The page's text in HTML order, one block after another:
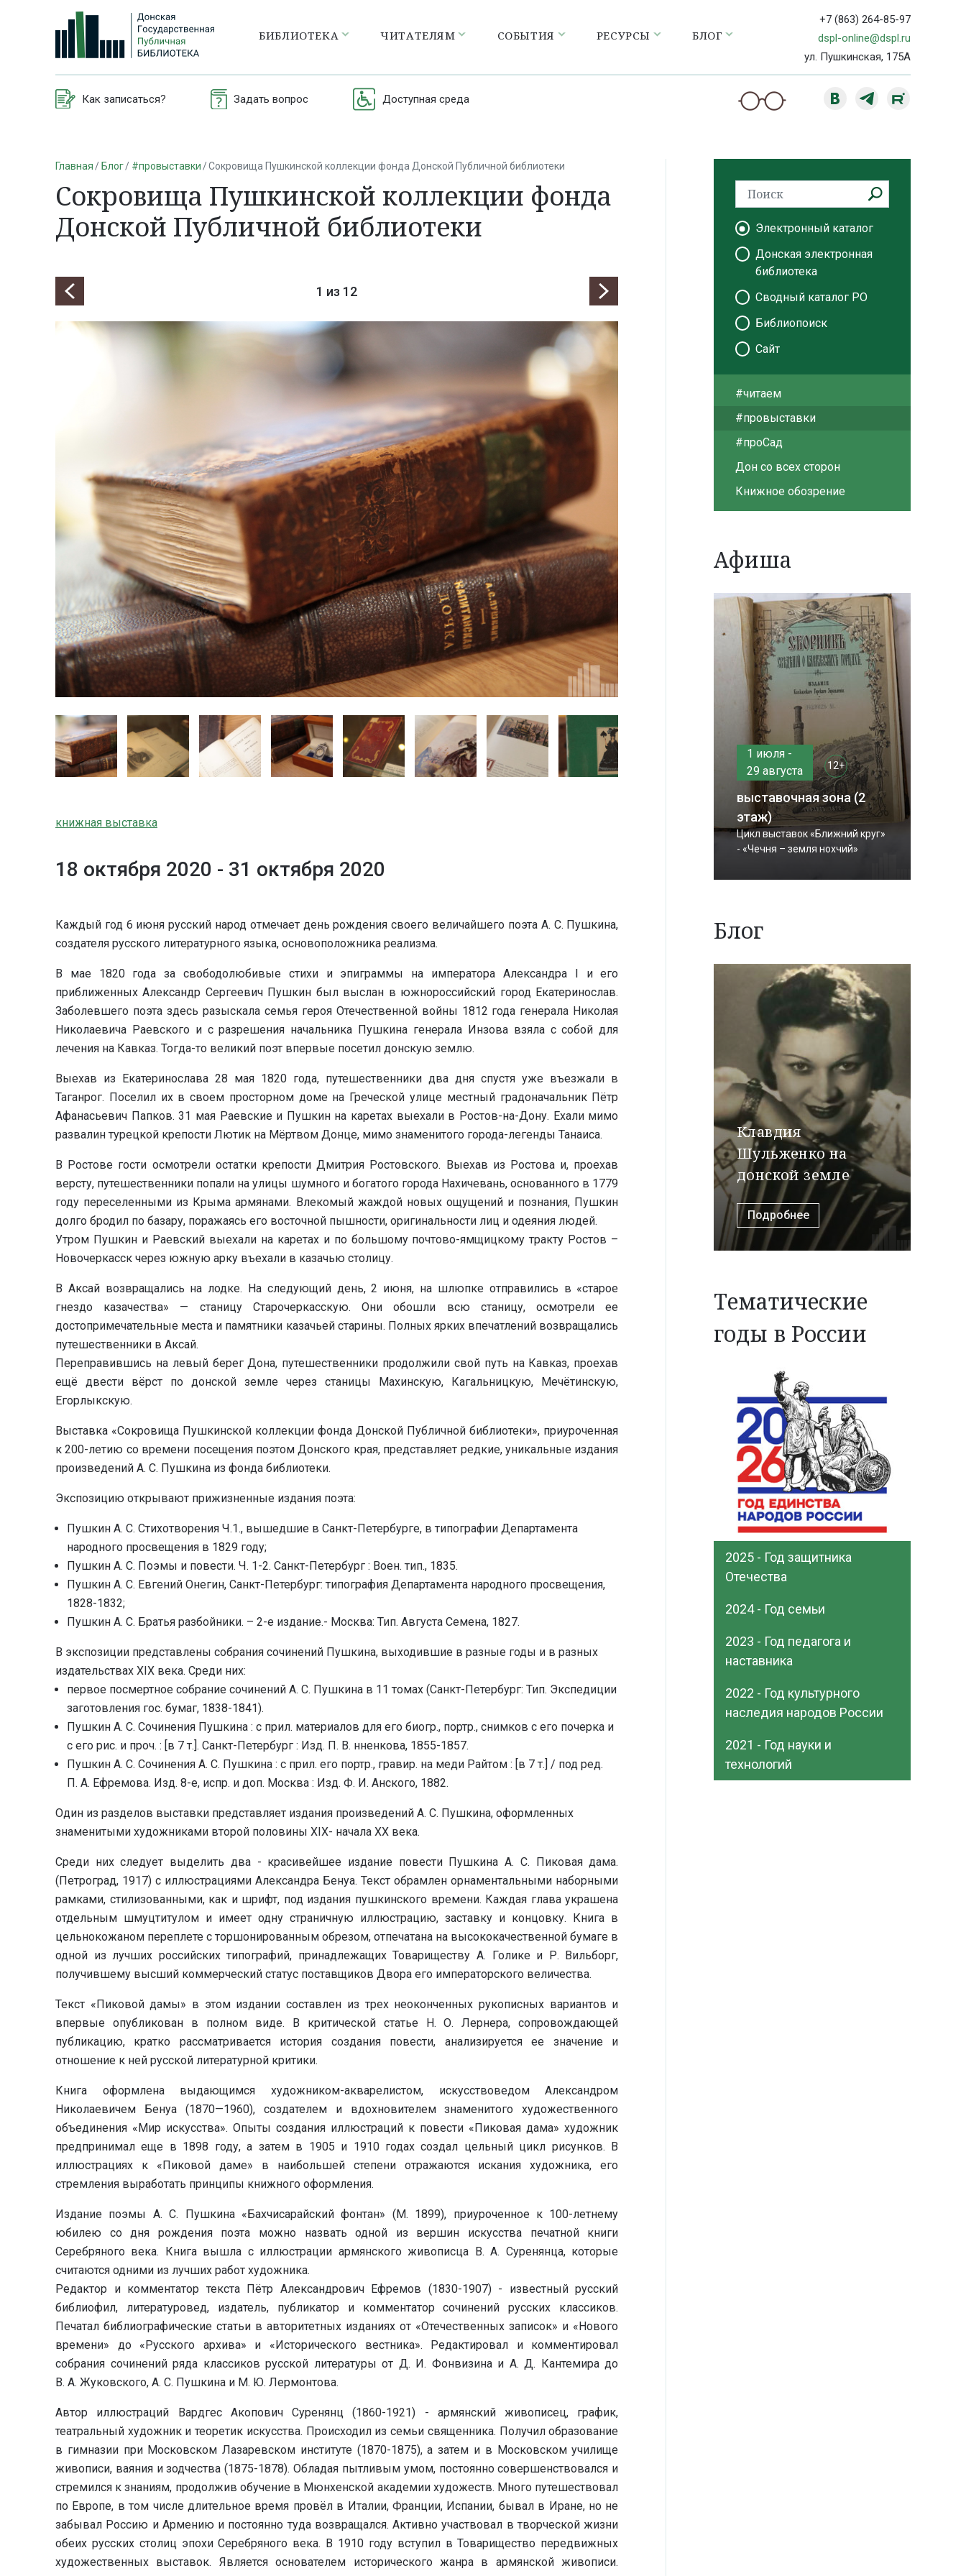
БИБЛИОТЕКА ЧИТАТЕЛЯМ СОБЫТИЯ РЕСУРСЫ БЛОГ
+7 (863) 264-85-97
dspl-online@dspl.ru
ул. Пушкинская, 175А
Как записаться? Задать вопрос Доступная среда
Главная Блог #провыставки Сокровища Пушкинской коллекции фонда Донской Публичной библиотеки
Сокровища Пушкинской коллекции фонда
Донской Публичной библиотеки
1 из 12
книжная выставка
18 октября 2020 - 31 октября 2020
Каждый год 6 июня русский народ отмечает день рождения своего величайшего поэта А. С. Пушкина,
создателя русского литературного языка, основоположника реализма.
В мае 1820 года за свободолюбивые стихи и эпиграммы на императора Александра I и его
приближенных Александр Сергеевич Пушкин был выслан в южнороссийский город Екатеринослав.
Заболевшего поэта здесь разыскала семья героя Отечественной войны 1812 года генерала Николая
Николаевича Раевского и с разрешения начальника Пушкина генерала Инзова взяла с собой для
лечения на Кавказ. Тогда-то великий поэт впервые посетил донскую землю.
Выехав из Екатеринослава 28 мая 1820 года, путешественники два дня спустя уже въезжали в
Таганрог. Поселил их в своем просторном доме на Греческой улице местный градоначальник Пётр
Афанасьевич Папков. 31 мая Раевские и Пушкин на каретах выехали в Ростов-на-Дону. Ехали мимо
развалин турецкой крепости Лютик на Мёртвом Донце, мимо знаменитого города-легенды Танаиса.
В Ростове гости осмотрели остатки крепости Дмитрия Ростовского. Выехав из Ростова и, проехав
версту, путешественники попали на улицы шумного и богатого города Нахичевань, основанного в 1779
году переселенными из Крыма армянами. Влекомый жаждой новых ощущений и познания, Пушкин
долго бродил по базару, поражаясь его восточной пышности, оригинальности лиц и одеяния людей.
Утром Пушкин и Раевский выехали на каретах и по большому почтово-ямщицкому тракту Ростов –
Новочеркасск через южную арку въехали в казачью столицу.
В Аксай возвращались на лодке. На следующий день, 2 июня, на шлюпке отправились в «старое
гнездо казачества» — станицу Старочеркасскую. Они обошли всю станицу, осмотрели ее
достопримечательные места и памятники казачьей старины. Полных ярких впечатлений возвращались
путешественники в Аксай.
Переправившись на левый берег Дона, путешественники продолжили свой путь на Кавказ, проехав
ещё двести вёрст по донской земле через станицы Махинскую, Кагальницкую, Мечётинскую,
Егорлыкскую.
Выставка «Сокровища Пушкинской коллекции фонда Донской Публичной библиотеки», приуроченная
к 200-летию со времени посещения поэтом Донского края, представляет редкие, уникальные издания
произведений А. С. Пушкина из фонда библиотеки.
Экспозицию открывают прижизненные издания поэта:
Пушкин А. С. Стихотворения Ч.1., вышедшие в Санкт-Петербурге, в типографии Департамента
народного просвещения в 1829 году;
Пушкин А. С. Поэмы и повести. Ч. 1-2. Санкт-Петербург : Воен. тип., 1835.
Пушкин А. С. Евгений Онегин, Санкт-Петербург: типография Департамента народного просвещения,
1828-1832;
Пушкин А. С. Братья разбойники. – 2-е издание.- Москва: Тип. Августа Семена, 1827.
В экспозиции представлены собрания сочинений Пушкина, выходившие в разные годы и в разных
издательствах XIX века. Среди них:
первое посмертное собрание сочинений А. С. Пушкина в 11 томах (Санкт-Петербург: Тип. Экспедиции
заготовления гос. бумаг, 1838-1841).
Пушкин А. С. Сочинения Пушкина : с прил. материалов для его биогр., портр., снимков с его почерка и
с его рис. и проч. : [в 7 т.]. Санкт-Петербург : Изд. П. В. нненкова, 1855-1857.
Пушкин А. С. Сочинения А. С. Пушкина : с прил. его портр., гравир. на меди Райтом : [в 7 т.] / под ред.
П. А. Ефремова. Изд. 8-е, испр. и доп. Москва : Изд. Ф. И. Анского, 1882.
Один из разделов выставки представляет издания произведений А. С. Пушкина, оформленных
знаменитыми художниками второй половины XIX- начала ХХ века.
Среди них следует выделить два - красивейшее издание повести Пушкина А. С. Пиковая дама.
(Петроград, 1917) с иллюстрациями Александра Бенуа. Текст обрамлен орнаментальными наборными
рамками, стилизованными, как и шрифт, под издания пушкинского времени. Каждая глава украшена
отдельным шмуцтитулом и имеет одну страничную иллюстрацию, заставку и концовку. Книга в
цельнокожаном переплете с торшонированным обрезом, отпечатана на высококачественной бумаге в
одной из лучших российских типографий, принадлежащих Товариществу А. Голике и Р. Вильборг,
получившему высший коммерческий статус поставщиков Двора его императорского величества.
Текст «Пиковой дамы» в этом издании составлен из трех неоконченных рукописных вариантов и
впервые опубликован в полном виде. В критической статье Н. О. Лернера, сопровождающей
публикацию, кратко рассматривается история создания повести, анализируется ее значение и
отношение к ней русской литературной критики.
Книга оформлена выдающимся художником-акварелистом, искусствоведом Александром
Николаевичем Бенуа (1870—1960), создателем и вдохновителем знаменитого художественного
объединения «Мир искусства». Опыты создания иллюстраций к повести «Пиковая дама» художник
предпринимал еще в 1898 году, а затем в 1905 и 1910 годах создал цельный цикл рисунков. В
иллюстрациях к «Пиковой даме» в наибольшей степени отражаются искания художника, его
стремления выработать принципы книжного оформления.
Издание поэмы А. С. Пушкина «Бахчисарайский фонтан» (М. 1899), приуроченное к 100-летнему
юбилею со дня рождения поэта можно назвать одной из вершин искусства печатной книги
Серебряного века. Книга вышла с иллюстрации армянского живописца В. А. Суренянца, которые
считаются одними из лучших работ художника.
Редактор и комментатор текста Пётр Александрович Ефремов (1830-1907) - известный русский
библиофил, литературовед, издатель, публикатор и комментатор сочинений русских классиков.
Печатал библиографические статьи в авторитетных изданиях от «Отечественных записок» и «Нового
времени» до «Русского архива» и «Исторического вестника». Редактировал и комментировал
собрания сочинений ряда классиков русской литературы от Д. И. Фонвизина и А. Д. Кантемира до
В. А. Жуковского, А. С. Пушкина и М. Ю. Лермонтова.
Автор иллюстраций Вардгес Акопович Суренянц (1860-1921) - армянский живописец, график,
театральный художник и теоретик искусства. Происходил из семьи священника. Получил образование
в гимназии при Московском Лазаревском институте (1870-1875), а затем и в Московском училище
живописи, ваяния и зодчества (1875-1878). Обладая пытливым умом, постоянно совершенствовался и
стремился к знаниям, продолжив обучение в Мюнхенской академии художеств. Много путешествовал
по Европе, в том числе длительное время провёл в Италии, Франции, Испании, бывал в Иране, но не
забывал Россию и Армению и постоянно туда возвращался. Активно участвовал в творческой жизни
обеих русских столиц эпохи Серебряного века. В 1910 году вступил в Товарищество передвижных
художественных выставок. Является основателем исторического жанра в армянской живописи.
Электронный каталог
Донская электронная
библиотека
Сводный каталог РО
Библиопоиск
Сайт
#читаем
#провыставки
#проСад
Дон со всех сторон
Книжное обозрение
Афиша
1 июля -
29 августа
12+
выставочная зона (2
этаж)
Цикл выставок «Ближний круг»
- «Чечня – земля нохчий»
Блог
Клавдия
Шульженко на
донской земле
Подробнее
Тематические
годы в России
2025 - Год защитника
Отечества
2024 - Год семьи
2023 - Год педагога и
наставника
2022 - Год культурного
наследия народов России
2021 - Год науки и
технологий